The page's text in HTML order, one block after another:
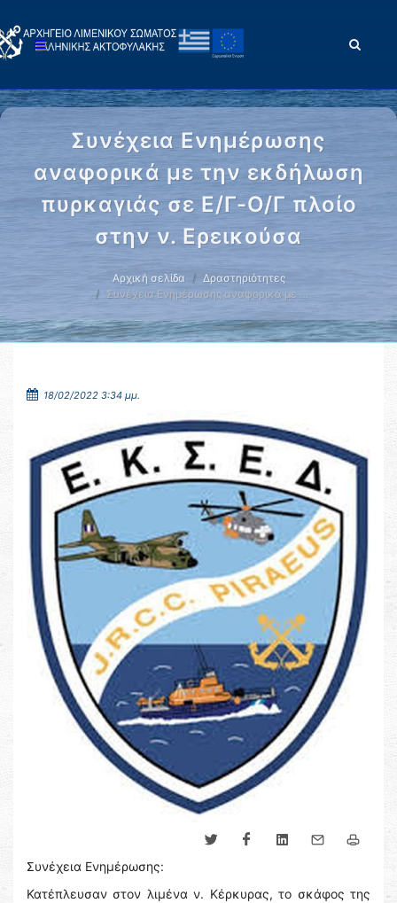
Συνέχεια Ενημέρωσης
αναφορικά με την εκδήλωση
πυρκαγιάς σε Ε/Γ-Ο/Γ πλοίο
στην ν. Ερεικούσα
Αρχική σελίδα
Δραστηριότητες
Συνέχεια Ενημέρωσης αναφορικά με …
18/02/2022 3:34 μμ.
Συνέχεια Ενημέρωσης:
Κατέπλευσαν στον λιμένα ν. Κέρκυρας, το σκάφος της